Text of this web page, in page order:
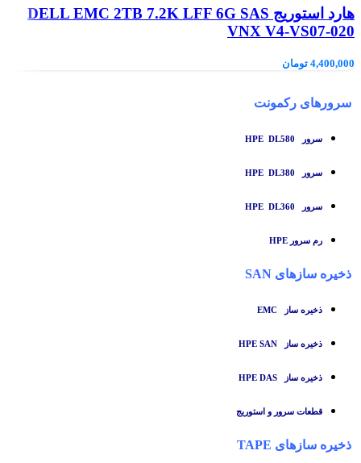
هارد استوریج DELL EMC 2TB 7.2K LFF 6G SAS
VNX V4-VS07-020
4,400,000 تومان
سرورهای رکمونت
سرور HPE DL580
سرور HPE DL380
سرور HPE DL360
رم سرور HPE
ذخیره سازهای SAN
ذخیره ساز
ذخیره ساز HPE SAN
ذخیره ساز HPE DAS
قطعات سرور و استوریج
ذخیره سازهای TAPE